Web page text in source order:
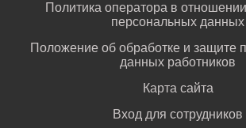
Политика оператора в
персональных данных
Положение об обработке и защите
данных работников
Карта сайта
Вход для сотрудников